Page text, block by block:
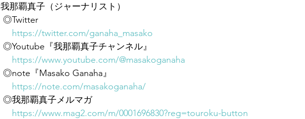
我那覇真子（ジャーナリスト）
◎Twitter
https://twitter.com/ganaha_masako
◎Youtube『我那覇真子チャンネル』
https://www.youtube.com/@masakoganaha
◎note『Masako Ganaha』
https://note.com/masakoganaha/
◎我那覇真子メルマガ
https://www.mag2.com/m/0001696830?reg=touroku-button